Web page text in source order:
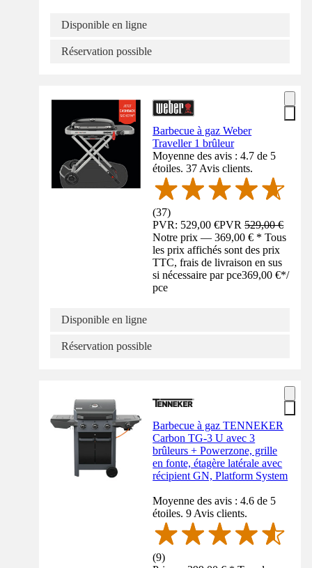
Disponible en ligne
Réservation possible
Barbecue à gaz Weber
Traveller 1 brûleur
Moyenne des avis : 4.7 de 5
étoiles. 37 Avis clients.
(37)
PVR: 529,00 €PVR529,00 €
Notre prix — 369,00 € * Tous
les prix affichés sont des prix
TTC, frais de livraison en sus
si nécessaire par pce369,00 €*/
pce
Disponible en ligne
Réservation possible
Barbecue à gaz TENNEKER
Carbon TG-3 U avec 3
brûleurs + Powerzone, grille
en fonte, étagère latérale avec
récipient GN, Platform System
Moyenne des avis : 4.6 de 5
étoiles. 9 Avis clients.
(9)